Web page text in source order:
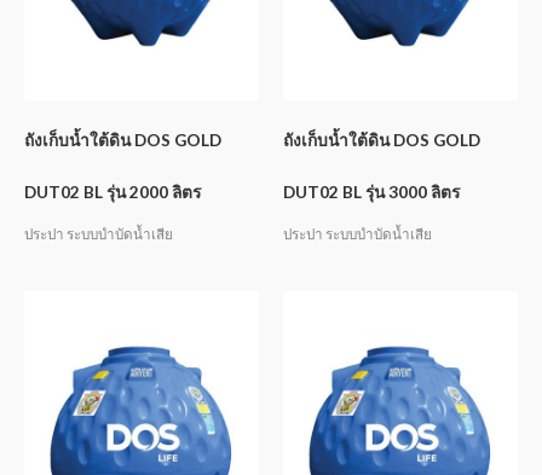
ถังเก็บน้ำใต้ดิน DOS GOLD
DUT02 BL รุ่น 2000 ลิตร
ประปา ระบบบำบัดน้ำเสีย
ถังเก็บน้ำใต้ดิน DOS GOLD
DUT02 BL รุ่น 3000 ลิตร
ประปา ระบบบำบัดน้ำเสีย